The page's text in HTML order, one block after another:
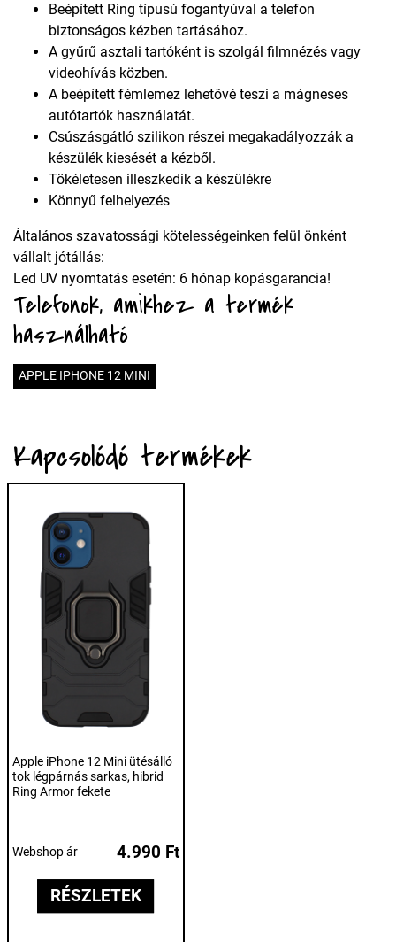
Beépített Ring típusú fogantyúval a telefon
biztonságos kézben tartásához.
A gyűrű asztali tartóként is szolgál filmnézés vagy
videohívás közben.
A beépített fémlemez lehetővé teszi a mágneses
autótartók használatát.
Csúszásgátló szilikon részei megakadályozzák a
készülék kiesését a kézből.
Tökéletesen illeszkedik a készülékre
Könnyű felhelyezés
Általános szavatossági kötelességeinken felül önként
vállalt jótállás:
Led UV nyomtatás esetén: 6 hónap kopásgarancia!
Telefonok, amikhez a termék
használható
APPLE IPHONE 12 MINI
Kapcsolódó termékek
Apple iPhone 12 Mini ütésálló
tok légpárnás sarkas, hibrid
Ring Armor fekete
Webshop ár 4.990 Ft
RÉSZLETEK